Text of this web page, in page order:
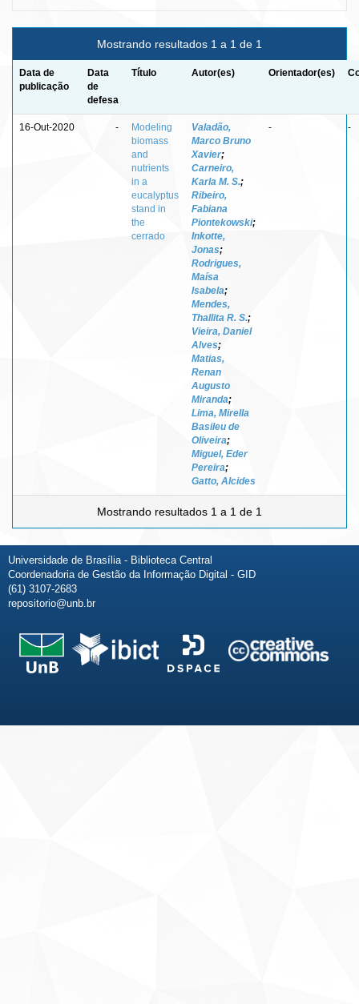
Mostrando resultados 1 a 1 de 1
Data de
publicação
Data
de
defesa
Título Autor(es) Orientador(es)
16-Out-2020 -
Modeling
biomass
and
nutrients
in a
eucalyptus
stand in
the
cerrado
Valadão,
Marco Bruno
Xavier;
Carneiro,
Karla M. S.;
Ribeiro,
Fabiana
Piontekowski;
Inkotte,
Jonas;
Rodrigues,
Maísa
Isabela;
Mendes,
Thallita R. S.;
Vieira, Daniel
Alves;
Matias,
Renan
Augusto
Miranda;
Lima, Mirella
Basileu de
Oliveira;
Miguel, Eder
Pereira;
Gatto, Alcides
- -
Mostrando resultados 1 a 1 de 1
Universidade de Brasília - Biblioteca Central
Coordenadoria de Gestão da Informação Digital - GID
(61) 3107-2683
repositorio@unb.br